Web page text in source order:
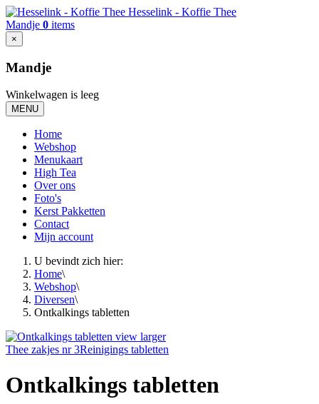
Hesselink - Koffie Thee
Mandje 0 items
×
Mandje
Winkelwagen is leeg
MENU
Home
Webshop
Menukaart
High Tea
Over ons
Foto's
Kerst Pakketten
Contact
Mijn account
U bevindt zich hier:
Home\
Webshop\
Diversen\
Ontkalkings tabletten
view larger
Thee zakjes nr 3Reinigings tabletten
Ontkalkings tabletten